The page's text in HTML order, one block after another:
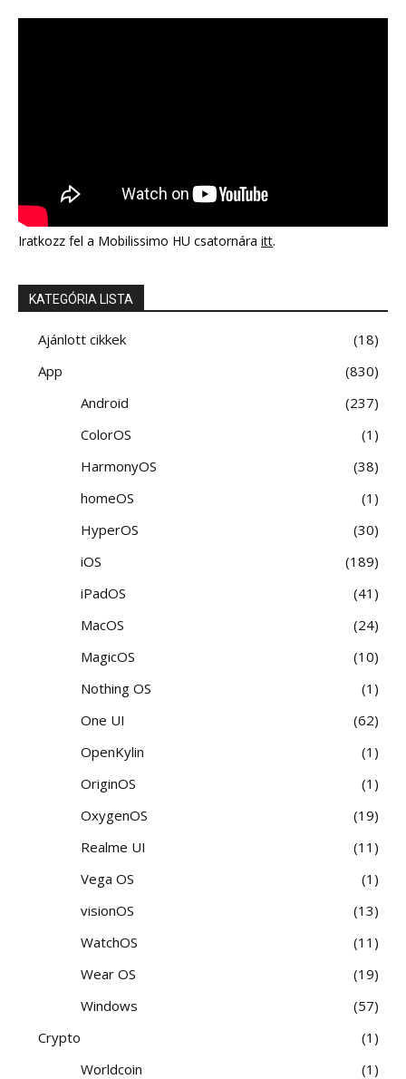
Iratkozz fel a Mobilissimo HU csatornára itt.
KATEGÓRIA LISTA
Ajánlott cikkek
18
App
830
Android
237
ColorOS
1
HarmonyOS
38
homeOS
1
HyperOS
30
iOS
189
iPadOS
41
MacOS
24
MagicOS
10
Nothing OS
1
One UI
62
OpenKylin
1
OriginOS
1
OxygenOS
19
Realme UI
11
Vega OS
1
visionOS
13
WatchOS
11
Wear OS
19
Windows
57
Crypto
1
Worldcoin
1